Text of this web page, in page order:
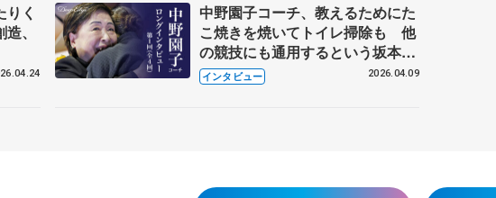
く
、
中野園子コーチ、教えるためにた
こ焼きを焼いてトイレ掃除も 他
の競技にも通用するという坂本花
織の筋肉
インタビュー 2026.04.09